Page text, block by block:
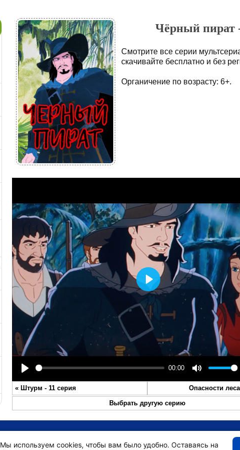
Чёрный пират
Смотрите все серии
скачивайте бесплатно и без
Органичение по возрасту: 6+.
Play
00:00
Mute
Play
« Штурм - 11 серия Опасности
Выбрать другую серию
Мы используем cookies, чтобы вам было удобно. Оставаясь на